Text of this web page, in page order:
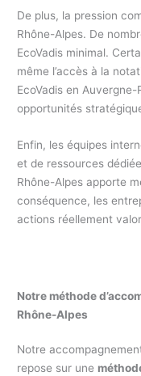
De plus, la pression
Rhône-Alpes. De
EcoVadis minimal.
même l’accès à la
EcoVadis en
opportunités
Enfin, les équipes
et de ressources
Rhône-Alpes apporte
conséquence, les
actions réellement
Notre méthode
Rhône-Alpes
Notre
repose sur une